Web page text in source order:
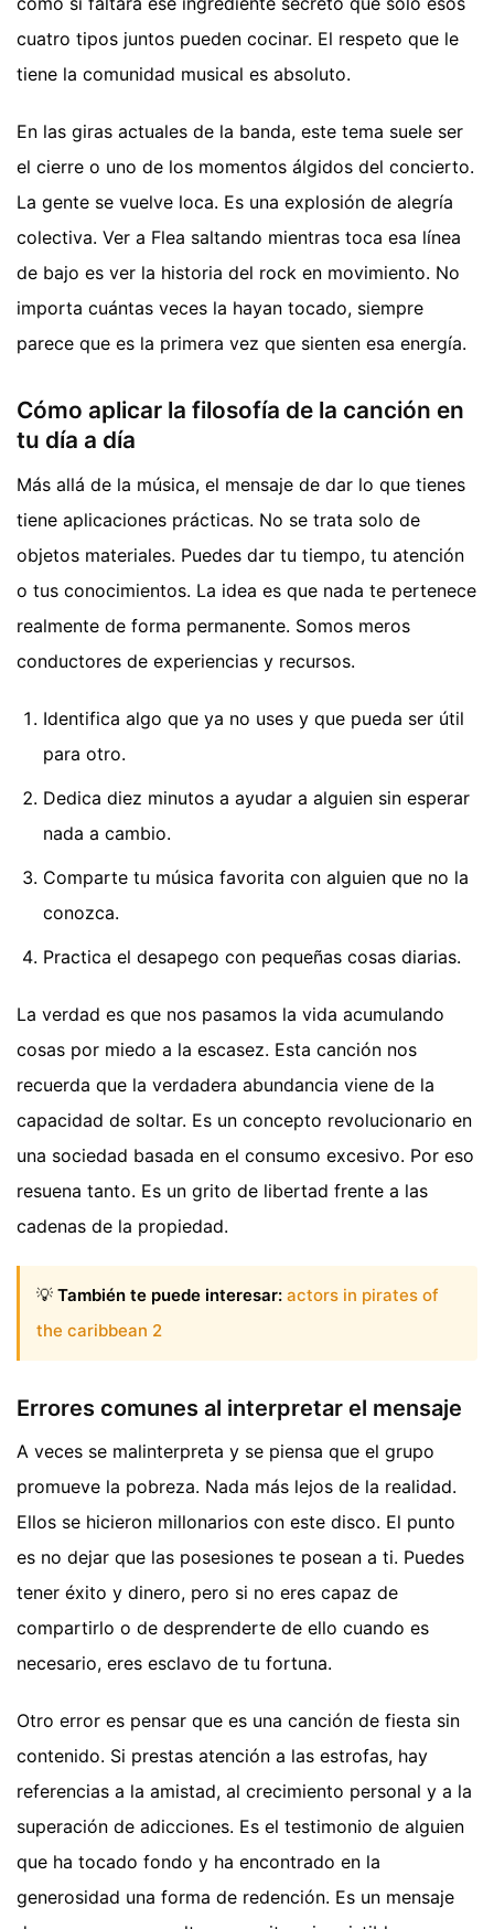
cuatro tipos juntos pueden cocinar. El respeto que le
tiene la comunidad musical es absoluto.
En las giras actuales de la banda, este tema suele ser
el cierre o uno de los momentos álgidos del concierto.
La gente se vuelve loca. Es una explosión de alegría
colectiva. Ver a Flea saltando mientras toca esa línea
de bajo es ver la historia del rock en movimiento. No
importa cuántas veces la hayan tocado, siempre
parece que es la primera vez que sienten esa energía.
Cómo aplicar la filosofía de la canción en
tu día a día
Más allá de la música, el mensaje de dar lo que tienes
tiene aplicaciones prácticas. No se trata solo de
objetos materiales. Puedes dar tu tiempo, tu atención
o tus conocimientos. La idea es que nada te pertenece
realmente de forma permanente. Somos meros
conductores de experiencias y recursos.
Identifica algo que ya no uses y que pueda ser útil
para otro.
Dedica diez minutos a ayudar a alguien sin esperar
nada a cambio.
Comparte tu música favorita con alguien que no la
conozca.
Practica el desapego con pequeñas cosas diarias.
La verdad es que nos pasamos la vida acumulando
cosas por miedo a la escasez. Esta canción nos
recuerda que la verdadera abundancia viene de la
capacidad de soltar. Es un concepto revolucionario en
una sociedad basada en el consumo excesivo. Por eso
resuena tanto. Es un grito de libertad frente a las
cadenas de la propiedad.
💡 También te puede interesar: actors in pirates of
the caribbean 2
Errores comunes al interpretar el mensaje
A veces se malinterpreta y se piensa que el grupo
promueve la pobreza. Nada más lejos de la realidad.
Ellos se hicieron millonarios con este disco. El punto
es no dejar que las posesiones te posean a ti. Puedes
tener éxito y dinero, pero si no eres capaz de
compartirlo o de desprenderte de ello cuando es
necesario, eres esclavo de tu fortuna.
Otro error es pensar que es una canción de fiesta sin
contenido. Si prestas atención a las estrofas, hay
referencias a la amistad, al crecimiento personal y a la
superación de adicciones. Es el testimonio de alguien
que ha tocado fondo y ha encontrado en la
generosidad una forma de redención. Es un mensaje